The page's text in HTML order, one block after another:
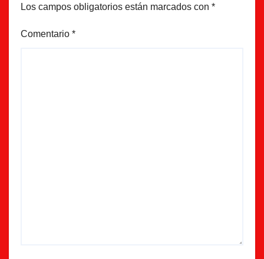
Los campos obligatorios están marcados con *
Comentario *